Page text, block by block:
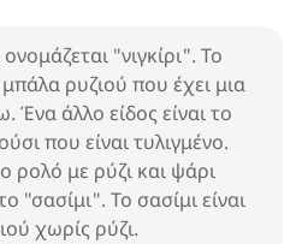
"νιγκίρι". Το
μπάλα ρυζιού που έχει μια
άλλο είδος είναι το
που είναι τυλιγμένο.
ρολό με ρύζι και ψάρι
"σασίμι". Το σασίμι είναι
χωρίς ρύζι.